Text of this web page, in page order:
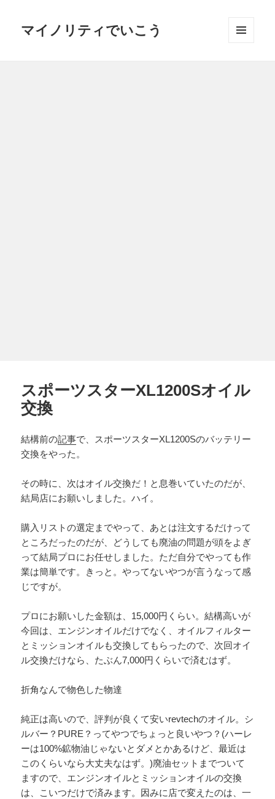
マイノリティでいこう
スポーツスターXL1200Sオイル
交換
結構前の記事で、スポーツスターXL1200Sのバッテリー
交換をやった。
その時に、次はオイル交換だ！と息巻いていたのだが、
結局店にお願いしました。ハイ。
購入リストの選定までやって、あとは注文するだけって
ところだったのだが、どうしても廃油の問題が頭をよぎ
って結局プロにお任せしました。ただ自分でやっても作
業は簡単です。きっと。やってないやつが言うなって感
じですが。
プロにお願いした金額は、15,000円くらい。結構高いが
今回は、エンジンオイルだけでなく、オイルフィルター
とミッションオイルも交換してもらったので、次回オイ
ル交換だけなら、たぶん7,000円くらいで済むはず。
折角なんで物色した物達
純正は高いので、評判が良くて安いrevtechのオイル。シ
ルバー？PURE？ってやつでちょっと良いやつ？(ハーレ
ーは100%鉱物油じゃないとダメとかあるけど、最近は
このくらいなら大丈夫なはず。)廃油セットまでついて
ますので、エンジンオイルとミッションオイルの交換
は、こいつだけで済みます。因みに店で変えたのは、一